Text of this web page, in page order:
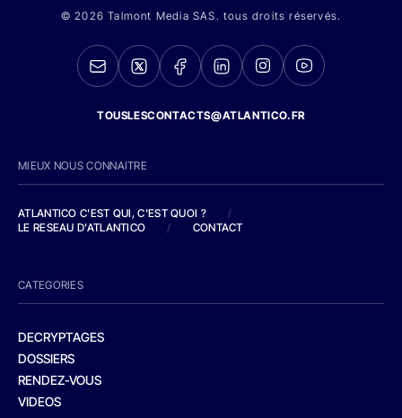
© 2026 Talmont Media SAS. tous droits réservés.
TOUSLESCONTACTS@ATLANTICO.FR
MIEUX NOUS CONNAITRE
ATLANTICO C'EST QUI, C'EST QUOI ?
/
LE RESEAU D'ATLANTICO
/ CONTACT
CATEGORIES
DECRYPTAGES
DOSSIERS
RENDEZ-VOUS
VIDEOS